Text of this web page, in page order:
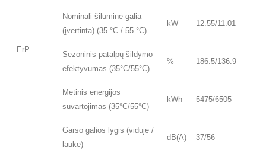
ErP
Nominali šiluminė galia
(įvertinta) (35 °C / 55 °C)
kW 12.55/11.01
Sezoninis patalpų šildymo
efektyvumas (35°C/55°C)
% 186.5/136.9
Metinis energijos
suvartojimas (35°C/55°C)
kWh 5475/6505
Garso galios lygis (viduje /
lauke)
dB(A) 37/56